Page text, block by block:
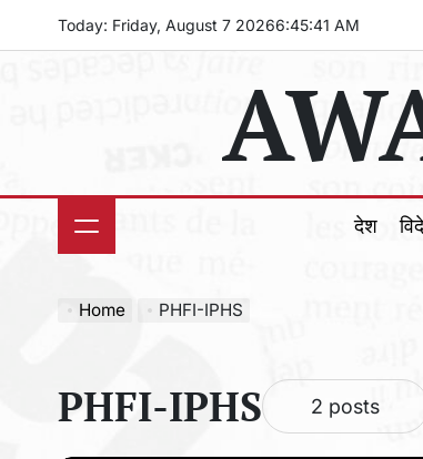
Today: Friday, August 7 20266:45:42 AM
देश
Home PHFI-IPHS
PHFI-IPHS 2 posts